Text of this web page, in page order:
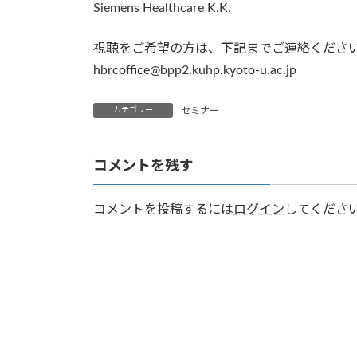
Siemens Healthcare K.K.
視聴をご希望の方は、下記までご連絡ください
hbrcoffice@bpp2.kuhp.kyoto-u.ac.jp
カテゴリー セミナー
コメントを残す
コメントを投稿するには ログイン してくださ